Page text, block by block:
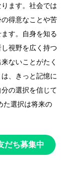
ます。社会では
得意なことや苦
す。自身を知る
視野を広く持つ
ないことがたく
、きっと記憶に
の選択を信じて
た選択は将来の
だち募集中